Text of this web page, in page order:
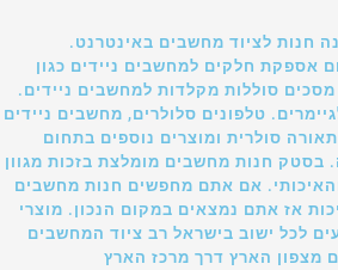
חנות לציוד מחשבים באינטרנט.
אספקת חלקים למחשבים ניידים כגון
סוללות מקלדות למחשבים ניידים.
טלפונים סלולרים, מחשבים ניידים
סולרית ומוצרים נוספים בתחום
בסטק חנות מחשבים מומלצת בזכות מגוון
אם אתם מחפשים חנות מחשבים
אז אתם נמצאים במקום הנכון. מוצרי
לכל ישוב בישראל רב ציוד המחשבים
מצפון הארץ דרך מרכז הארץ